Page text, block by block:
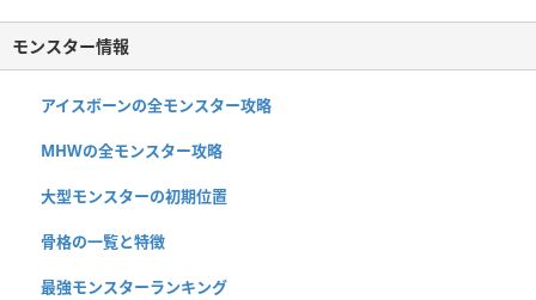
モンスター情報
アイスボーンの全モンスター攻略
MHWの全モンスター攻略
大型モンスターの初期位置
骨格の一覧と特徴
最強モンスターランキング